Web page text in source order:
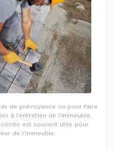
de prévoyance ou pour faire
à l’entretien de l’immeuble,
condo est souvent utile pour
de l’immeuble.